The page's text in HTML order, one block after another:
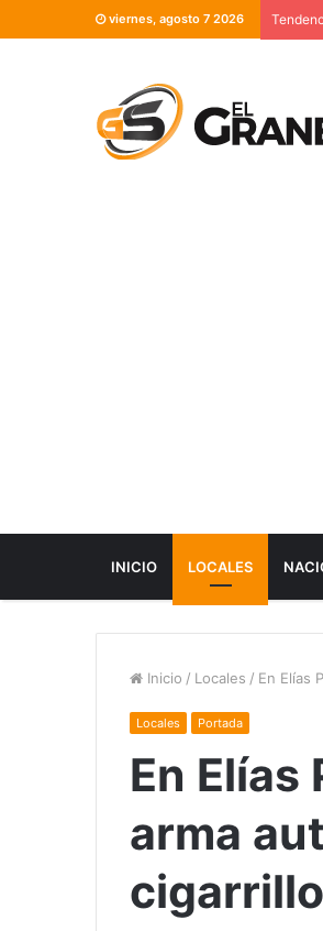
viernes, agosto 7 2026
INICIO LOCALES
Inicio / Locales / En Elías
Locales Portada
En
arma